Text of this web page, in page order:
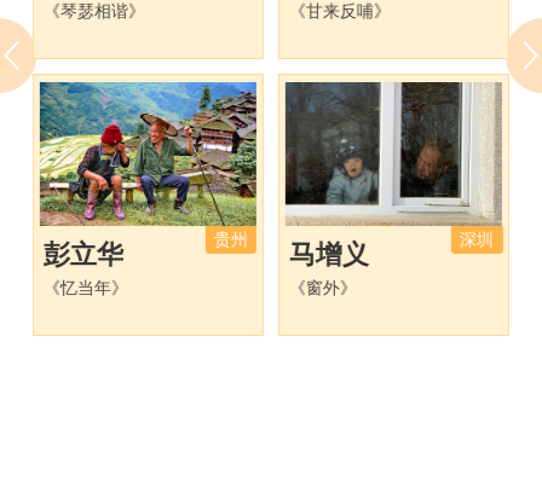
《琴瑟相谐》 《甘来反哺》
贵州
彭立华
《忆当年》
深圳
马增义
《窗外》